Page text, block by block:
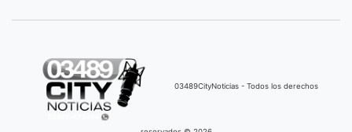
03489CityNoticias - Todos los derechos